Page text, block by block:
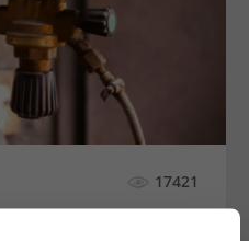
17421